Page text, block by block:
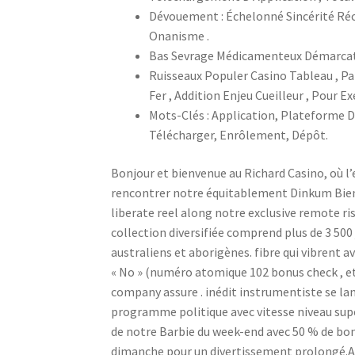
Dévouement : Échelonné Sincérité
Onanisme .
Bas Sevrage Médicamenteux
Ruisseaux Populer Casino Tableau ,
Fer , Addition Enjeu Cueilleur , Pour
Mots-Clés : Application, Plateforme
Télécharger, Enrôlement, Dépôt.
Bonjour et bienvenue au Richard Casino, où
rencontrer notre équitablement Dinkum
liberate reel along notre exclusive remote
collection diversifiée comprend plus de 3
australiens et aborigènes. fibre qui vibrent
« No » (numéro atomique 102 bonus check
company assure . inédit instrumentiste se
programme politique avec vitesse niveau
de notre Barbie du week-end avec 50 % de
dimanche pour un divertissement